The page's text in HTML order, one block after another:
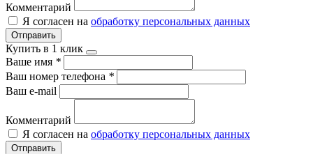
Комментарий
Я согласен на обработку персональных данных
Отправить
Купить в 1 клик
Ваше имя *
Ваш номер телефона *
Ваш e-mail
Комментарий
Я согласен на обработку персональных данных
Отправить